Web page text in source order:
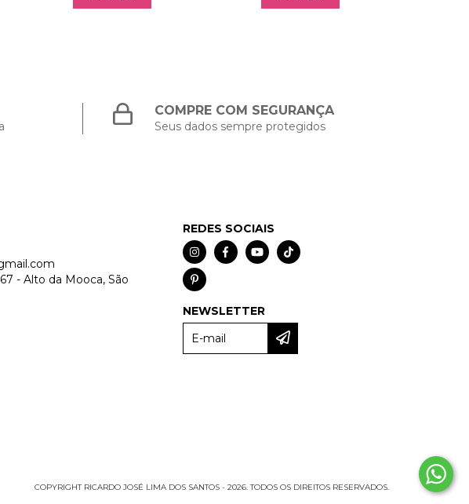
COMPRE COM SEGURANÇA
Seus dados sempre protegidos
- Alto da Mooca, São
REDES SOCIAIS
NEWSLETTER
COPYRIGHT RICARDO JOSÉ LIMA DOS SANTOS - 2026. TODOS OS DIREITOS RESERVADOS.